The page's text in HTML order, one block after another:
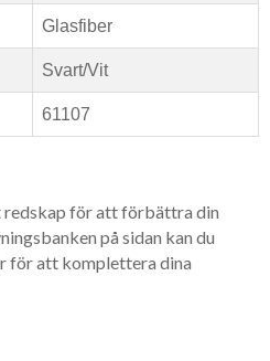
Glasfiber
Svart/Vit
61107
för att förbättra din
på sidan kan du
för att komplettera dina